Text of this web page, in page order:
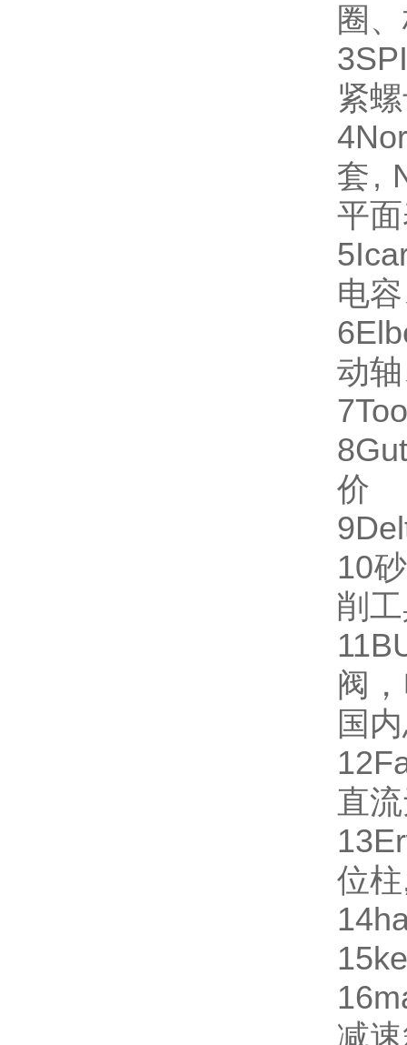
圈
3
紧
4
套,
平
5
电
6
动
7
8
价
9
10
削
11
阀
国
12
直
13
位
14
15
16
减